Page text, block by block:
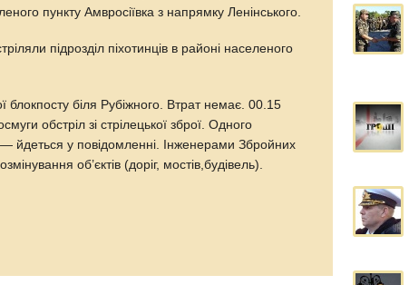
пункту Амвросіївка з напрямку Ленінського.
підрозділ піхотинців в районі населеного
блокпосту біля Рубіжного. Втрат немає. 00.15
обстріл зі стрілецької зброї. Одного
йдеться у повідомленні. Інженерами Збройних
об’єктів (доріг, мостів,будівель).